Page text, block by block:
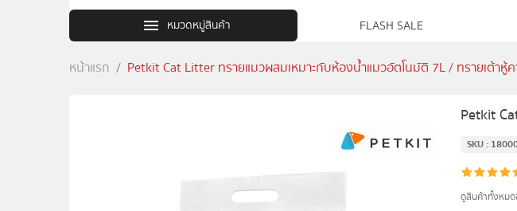
หมวดหมู่สินค้า FLASH SALE
หน้าแรก Petkit Cat Litter ทรายแมวผสมเหมาะกับห้องน้ำแมวอัตโนมัติ 7L / ทรายเต้าหู้
Petkit
SKU :
ดูสินค้าทั้งหม